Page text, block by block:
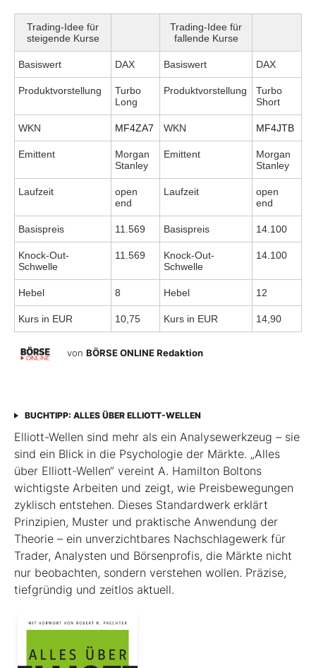
Trading-Idee für
steigende Kurse
Trading-Idee für
fallende Kurse
Basiswert DAX Basiswert DAX
Produktvorstellung
Turbo
Long
Produktvorstellung
Turbo
Short
WKN MF4ZA7 WKN MF4JTB
Emittent
Morgan
Stanley
Emittent
Morgan
Stanley
Laufzeit
open
end
Laufzeit
open
end
Basispreis 11.569 Basispreis 14.100
Knock-Out-
Schwelle
11.569
Knock-Out-
Schwelle
14.100
Hebel 8 Hebel 12
Kurs in EUR 10,75 Kurs in EUR 14,90
von BÖRSE ONLINE Redaktion
BUCHTIPP: ALLES ÜBER ELLIOTT-WELLEN
Elliott-Wellen sind mehr als ein Analysewerkzeug – sie
sind ein Blick in die Psychologie der Märkte. „Alles
über Elliott-Wellen“ vereint A. Hamilton Boltons
wichtigste Arbeiten und zeigt, wie Preisbewegungen
zyklisch entstehen. Dieses Standardwerk erklärt
Prinzipien, Muster und praktische Anwendung der
Theorie – ein unverzichtbares Nachschlagewerk für
Trader, Analysten und Börsenprofis, die Märkte nicht
nur beobachten, sondern verstehen wollen. Präzise,
tiefgründig und zeitlos aktuell.